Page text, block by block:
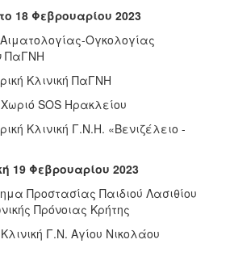
18 Φεβρουαρίου 2023
Αιματολογίας-Ογκολογίας
ΠαΓΝΗ
Κλινική ΠαΓΝΗ
SOS Ηρακλείου
Κλινική Γ.Ν.Η. «Βενιζέλειο -
19 Φεβρουαρίου 2023
Προστασίας Παιδιού Λασιθίου
Πρόνοιας Κρήτης
Γ.Ν. Αγίου Νικολάου